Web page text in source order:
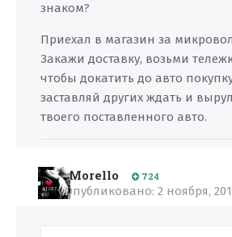
знаком?
Приехал в магазин за
Закажи доставку, возьми
чтобы докатить до авто
заставляй других ждать и
твоего поставленного авто.
Morello 724
Опубликовано: 2 ноября,